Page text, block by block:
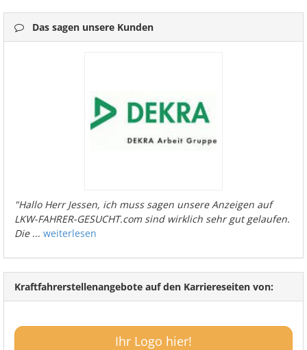
Das sagen unsere Kunden
"Hallo Herr Jessen, ich muss sagen unsere Anzeigen auf
LKW-FAHRER-GESUCHT.com sind wirklich sehr gut gelaufen.
Die... weiterlesen
Kraftfahrerstellenangebote auf den Karriereseiten von:
Ihr Logo hier!